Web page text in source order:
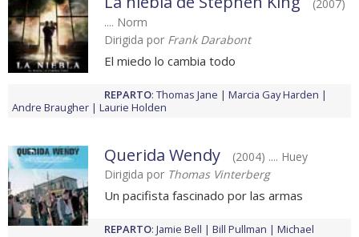
(2007)
.... Norm
Dirigida por Frank Darabont
El miedo lo cambia todo
REPARTO: Thomas Jane
Marcia Gay Harden
Andre Braugher
Laurie Holden
Querida Wendy
(2004) .... Huey
Dirigida por Thomas Vinterberg
Un pacifista fascinado por las armas
REPARTO: Jamie Bell Bill Pullman
Michael